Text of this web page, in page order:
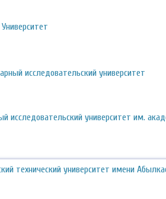
исследовательский университет
исследовательский университет им.
технический университет имени